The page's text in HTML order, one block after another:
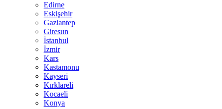
Edirne
Eskişehir
Gaziantep
Giresun
İstanbul
İzmir
Kars
Kastamonu
Kayseri
Kırklareli
Kocaeli
Konya